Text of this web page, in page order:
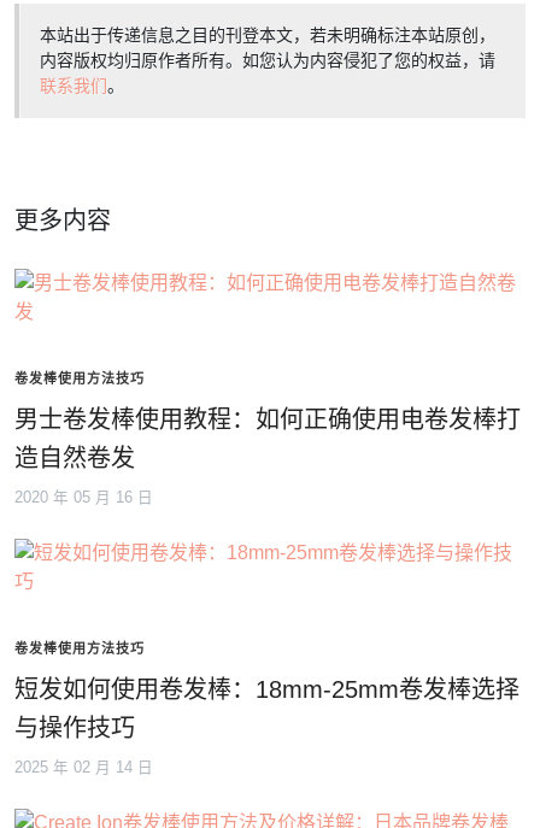
本站出于传递信息之目的刊登本文，若未明确标注本站原创，
内容版权均归原作者所有。如您认为内容侵犯了您的权益，请
联系我们。
更多内容
卷发棒使用方法技巧
男士卷发棒使用教程：如何正确使用电卷发棒打
造自然卷发
2020 年 05 月 16 日
卷发棒使用方法技巧
短发如何使用卷发棒：18mm-25mm卷发棒选择
与操作技巧
2025 年 02 月 14 日